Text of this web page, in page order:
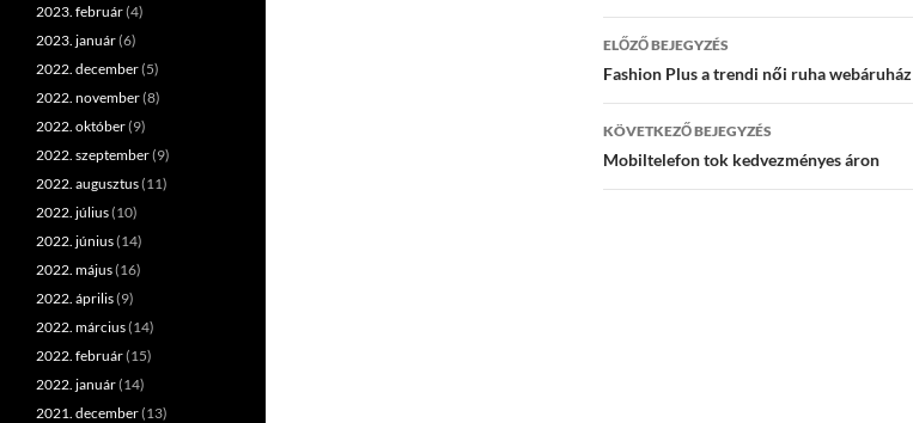
Bejegyzések
navigációja
ELŐZŐ BEJEGYZÉS
Fashion Plus a trendi női ruha webáruház
KÖVETKEZŐ BEJEGYZÉS
Mobiltelefon tok kedvezményes áron
2023. február(4)
2023. január(6)
2022. december(5)
2022. november(8)
2022. október(9)
2022. szeptember(9)
2022. augusztus(11)
2022. július(10)
2022. június(14)
2022. május(16)
2022. április(9)
2022. március(14)
2022. február(15)
2022. január(14)
2021. december(13)